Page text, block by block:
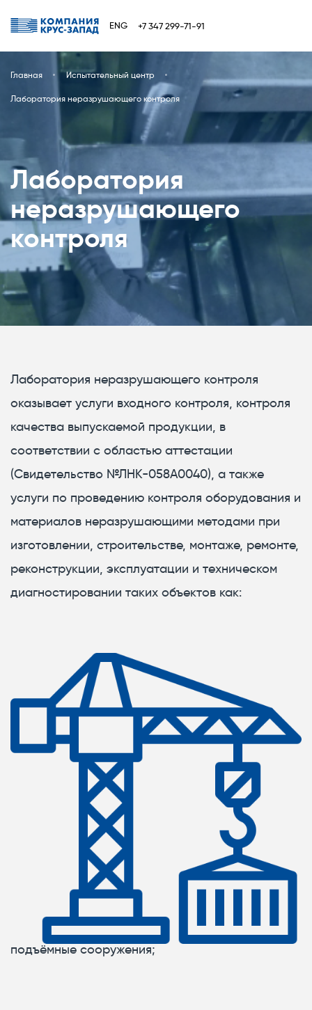
ENG +7 347 299-71-91
Главная Испытательный центр
Лаборатория неразрушающего контроля
Лаборатория
неразрушающего
контроля
Лаборатория неразрушающего контроля
оказывает услуги входного контроля, контроля
качества выпускаемой продукции, в
соответствии с областью аттестации
(Свидетельство №ЛНК-058А0040), а также
услуги по проведению контроля оборудования и
материалов неразрушающими методами при
изготовлении, строительстве, монтаже, ремонте,
реконструкции, эксплуатации и техническом
диагностировании таких объектов как:
подъёмные сооружения;